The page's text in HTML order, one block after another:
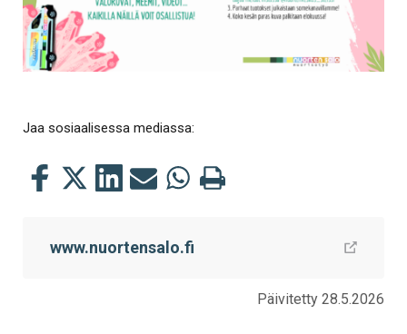
Jaa sosiaalisessa mediassa:
Jaa
Jaa
Jaa Jaa Jaa Tulosta
www.nuortensalo.fi
Päivitetty 28.5.2026